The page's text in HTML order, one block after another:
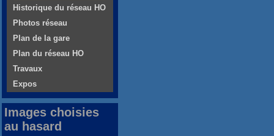
Historique du réseau HO
Photos réseau
Plan de la gare
Plan du réseau HO
Travaux
Expos
Images choisies
au hasard